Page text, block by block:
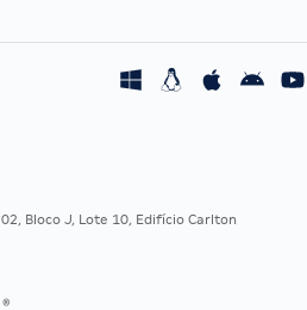
Bloco J, Lote 10, Edifício Carlton